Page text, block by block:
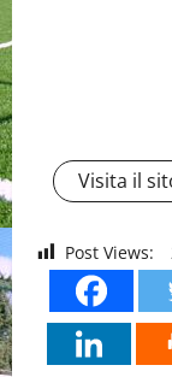
Visita il
Post Views: